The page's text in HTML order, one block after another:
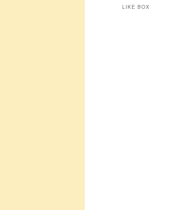
LIKE BOX